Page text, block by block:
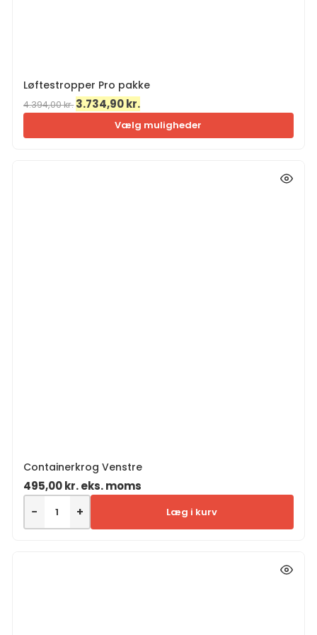
Løftestropper Pro pakke
4.394,00kr. Den
oprindelige
pris
3.734,90kr.
aktuelle
pris
Vælg muligheder
Containerkrog Venstre
495,00kr.eks. moms
− + Læg i kurv